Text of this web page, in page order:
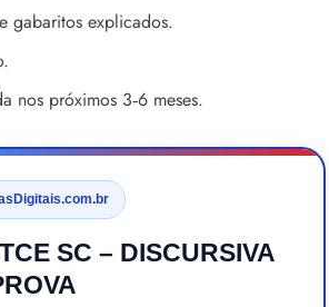
gabaritos explicados.
nos próximos 3‑6 meses.
SC – DISCURSIVA